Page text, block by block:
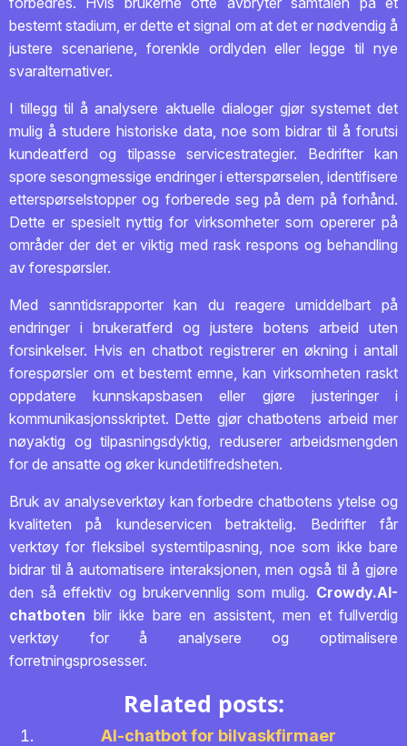
bestemt stadium, er dette et signal om at det er nødvendig å
justere scenariene, forenkle ordlyden eller legge til nye
svaralternativer.
I tillegg til å analysere aktuelle dialoger gjør systemet det
mulig å studere historiske data, noe som bidrar til å forutsi
kundeatferd og tilpasse servicestrategier. Bedrifter kan
spore sesongmessige endringer i etterspørselen, identifisere
etterspørselstopper og forberede seg på dem på forhånd.
Dette er spesielt nyttig for virksomheter som opererer på
områder der det er viktig med rask respons og behandling
av forespørsler.
Med sanntidsrapporter kan du reagere umiddelbart på
endringer i brukeratferd og justere botens arbeid uten
forsinkelser. Hvis en chatbot registrerer en økning i antall
forespørsler om et bestemt emne, kan virksomheten raskt
oppdatere kunnskapsbasen eller gjøre justeringer i
kommunikasjonsskriptet. Dette gjør chatbotens arbeid mer
nøyaktig og tilpasningsdyktig, reduserer arbeidsmengden
for de ansatte og øker kundetilfredsheten.
Bruk av analyseverktøy kan forbedre chatbotens ytelse og
kvaliteten på kundeservicen betraktelig. Bedrifter får
verktøy for fleksibel systemtilpasning, noe som ikke bare
bidrar til å automatisere interaksjonen, men også til å gjøre
den så effektiv og brukervennlig som mulig. Crowdy.AI-
chatboten blir ikke bare en assistent, men et fullverdig
verktøy for å analysere og optimalisere
forretningsprosesser.
Related posts:
AI-chatbot for bilvaskfirmaer